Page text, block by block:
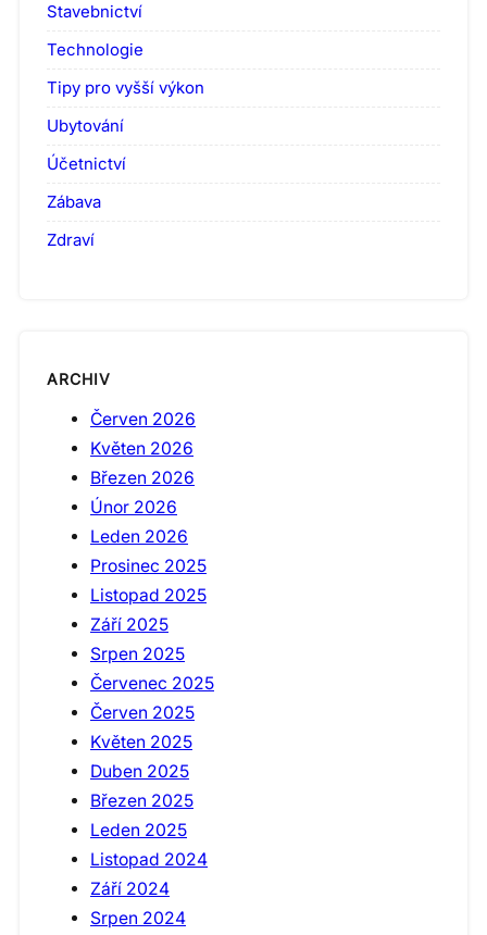
Stavebnictví
Technologie
Tipy pro vyšší výkon
Ubytování
Účetnictví
Zábava
Zdraví
ARCHIV
Červen 2026
Květen 2026
Březen 2026
Únor 2026
Leden 2026
Prosinec 2025
Listopad 2025
Září 2025
Srpen 2025
Červenec 2025
Červen 2025
Květen 2025
Duben 2025
Březen 2025
Leden 2025
Listopad 2024
Září 2024
Srpen 2024